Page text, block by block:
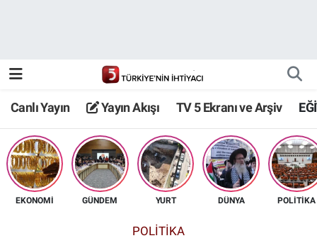
Canlı Yayın Yayın Akışı TV 5 Ekranı ve Arşiv
EKONOMİ GÜNDEM YURT DÜNYA POLİTİKA
POLİTİKA
TV 5 Ekranı ve Arşiv